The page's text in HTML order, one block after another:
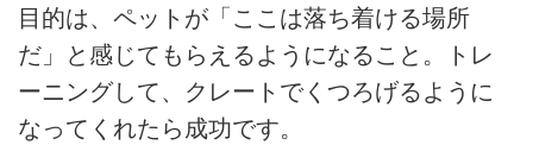
目的は、ペットが「ここは落ち着ける場所
だ」と感じてもらえるようになること。トレ
ーニングして、クレートでくつろげるように
なってくれたら成功です。